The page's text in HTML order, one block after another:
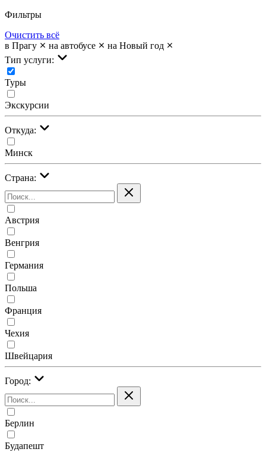
Фильтры
Очистить всё
в Прагу
на автобусе
на Новый год
Тип услуги:
Туры
Экскурсии
Откуда:
Минск
Страна:
Австрия
Венгрия
Германия
Польша
Франция
Чехия
Швейцария
Город:
Берлин
Будапешт